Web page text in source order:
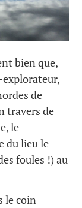
bien que,
de
travers de
le
du lieu le
foules !) au
le coin